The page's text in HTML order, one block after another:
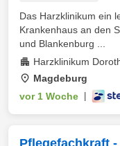
Das Harzklinikum ein
Krankenhaus an den
und Blankenburg ...
Harzklinikum
Magdeburg
vor 1 Woche
Pflegefachkraft